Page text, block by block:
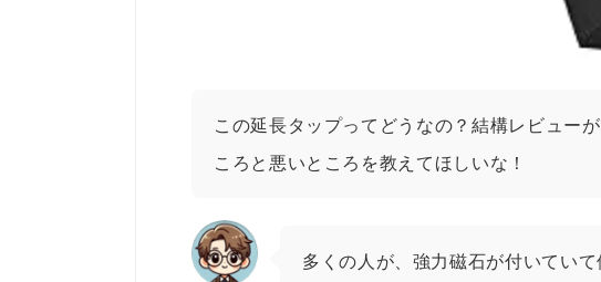
この延長タップってどうなの？結構レビュー
ころと悪いところを教えてほしいな！
多くの人が、強力磁石が付いてい